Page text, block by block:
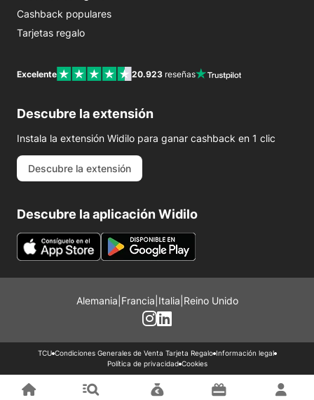
Cashback populares
Tarjetas regalo
Excelente 20.923 reseñas
Descubre la extensión
Instala la extensión Widilo para ganar cashback en 1 clic
Descubre la extensión
Descubre la aplicación Widilo
Alemania Francia Italia Reino Unido
TCU Condiciones Generales de Venta Tarjeta Regalo Información legal
Política de privacidad Cookies